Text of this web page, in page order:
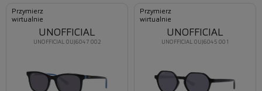
Przymierz
wirtualnie
UNOFFICIAL 0UJ6047 002
UNOFFICIAL
Przymierz
wirtualnie
UNOFFICIAL 0UJ6045 001
UNOFFICIAL